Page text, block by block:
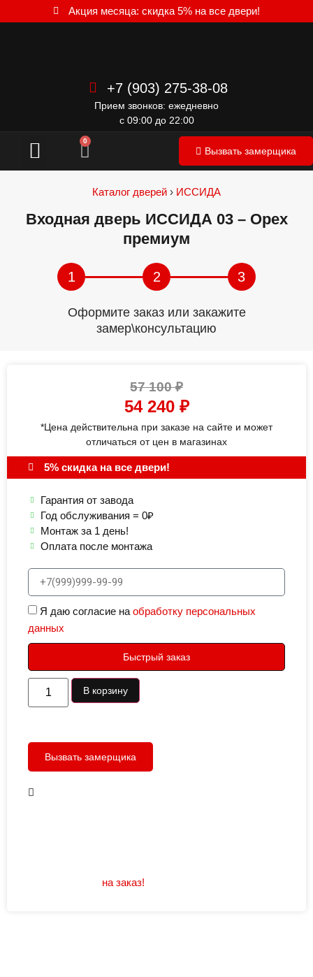
Акция месяца: скидка 5% на все двери!
+7 (903) 275-38-08
Прием звонков: ежедневно
с 09:00 до 22:00
0
Вызвать замерщика
Каталог дверей › ИССИДА
Входная дверь ИССИДА 03 – Орех
премиум
1 2 3
Оформите заказ или закажите
замер\консультацию
57 100₽
54 240 ₽
*Цена действительна при заказе на сайте и может
отличаться от цен в магазинах
5% скидка на все двери!
Гарантия от завода
Год обслуживания = 0₽
Монтаж за 1 день!
Оплата после монтажа
Я даю согласие наобработку персональных
данных
Быстрый заказ
В корзину
Вызвать замерщика
на заказ!